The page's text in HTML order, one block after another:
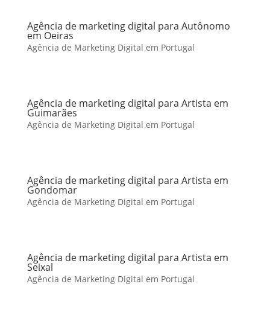
Agência de marketing digital para Autônomo
em Oeiras
Agência de Marketing Digital em Portugal
Agência de marketing digital para Artista em
Guimarães
Agência de Marketing Digital em Portugal
Agência de marketing digital para Artista em
Gondomar
Agência de Marketing Digital em Portugal
Agência de marketing digital para Artista em
Seixal
Agência de Marketing Digital em Portugal